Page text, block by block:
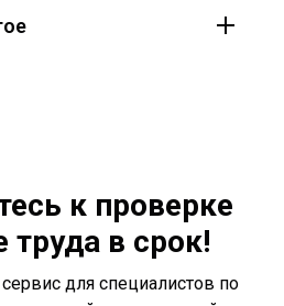
к проверке
труда в срок!
для специалистов по